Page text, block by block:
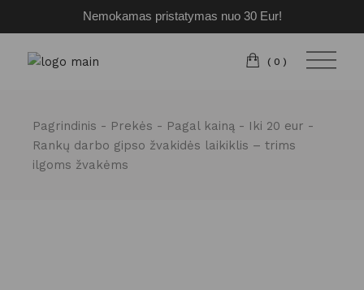
Nemokamas pristatymas nuo 30 Eur!
Pereiti
turinio
(0)
Pagrindinis Prekės Pagal kainą
Iki 20 eur
Rankų darbo gipso žvakidės laikiklis – trims
ilgoms žvakėms